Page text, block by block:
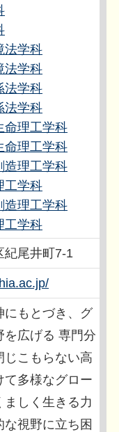
法学科
法学科
法学科
法学科
命理工学科
命理工学科
造理工学科
工学科
造理工学科
工学科
紀尾井町7-1
にもとづき、グ
を広げる 専門分
じこもらない高
て多様なグロー
しく生きる力
な視野に立ち困